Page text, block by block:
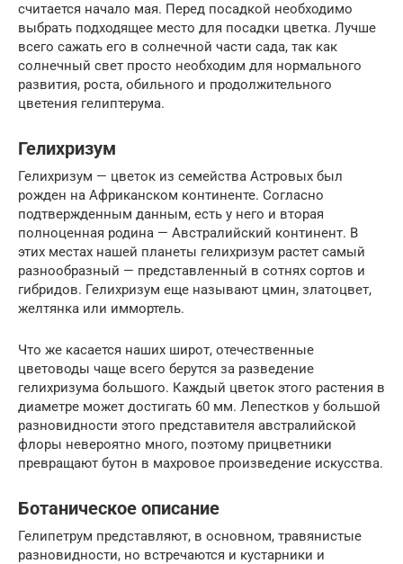
считается начало мая. Перед посадкой необходимо
выбрать подходящее место для посадки цветка. Лучше
всего сажать его в солнечной части сада, так как
солнечный свет просто необходим для нормального
развития, роста, обильного и продолжительного
цветения гелиптерума.
Гелихризум
Гелихризум — цветок из семейства Астровых был
рожден на Африканском континенте. Согласно
подтвержденным данным, есть у него и вторая
полноценная родина — Австралийский континент. В
этих местах нашей планеты гелихризум растет самый
разнообразный — представленный в сотнях сортов и
гибридов. Гелихризум еще называют цмин, златоцвет,
желтянка или иммортель.
Что же касается наших широт, отечественные
цветоводы чаще всего берутся за разведение
гелихризума большого. Каждый цветок этого растения в
диаметре может достигать 60 мм. Лепестков у большой
разновидности этого представителя австралийской
флоры невероятно много, поэтому прицветники
превращают бутон в махровое произведение искусства.
Ботаническое описание
Гелипетрум представляют, в основном, травянистые
разновидности, но встречаются и кустарники и